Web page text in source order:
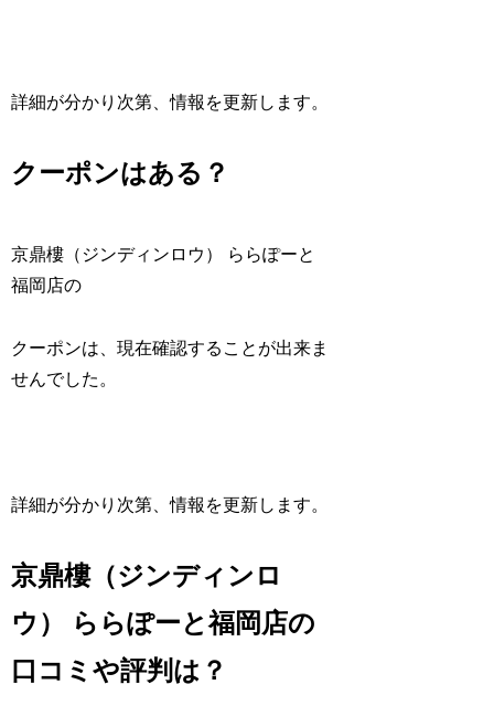
詳細が分かり次第、情報を更新します。
クーポンはある？
京鼎樓（ジンディンロウ） ららぽーと
福岡店の
クーポンは、現在確認することが出来ま
せんでした。
詳細が分かり次第、情報を更新します。
京鼎樓（ジンディンロ
ウ） ららぽーと福岡店の
口コミや評判は？